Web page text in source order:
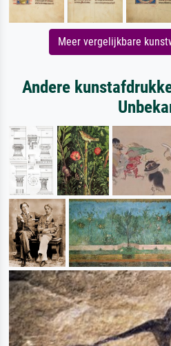
Meer vergelijkbare
Andere